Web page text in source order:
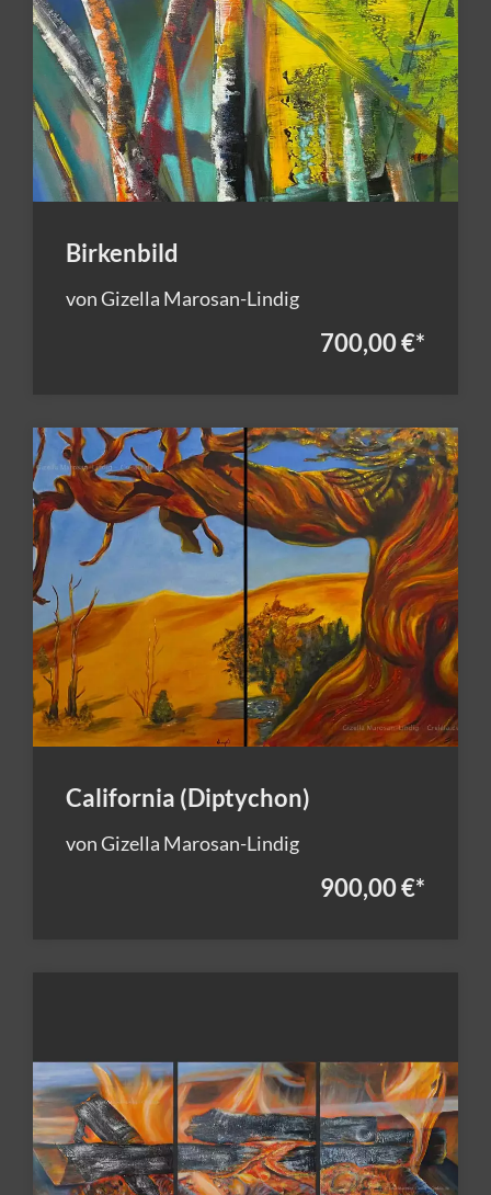
Birkenbild
von Gizella Marosan-Lindig
700,00 €*
California (Diptychon)
von Gizella Marosan-Lindig
900,00 €*